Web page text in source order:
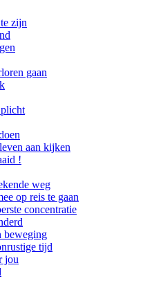
zijn
gaan
aan kijken
!
weg
op reis te gaan
concentratie
beweging
tijd
jou